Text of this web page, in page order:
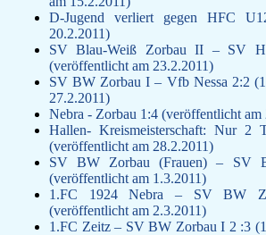
D-Jugend verliert gegen HFC
20.2.2011)
SV Blau-Weiß Zorbau II – SV
(veröffentlicht am 23.2.2011)
SV BW Zorbau I – Vfb Nessa 2:2
27.2.2011)
Nebra - Zorbau 1:4 (veröffentlicht am
Hallen- Kreismeisterschaft: Nur 2
(veröffentlicht am 28.2.2011)
SV BW Zorbau (Frauen) – SV
(veröffentlicht am 1.3.2011)
1.FC 1924 Nebra – SV BW
(veröffentlicht am 2.3.2011)
1.FC Zeitz – SV BW Zorbau I 2 :3